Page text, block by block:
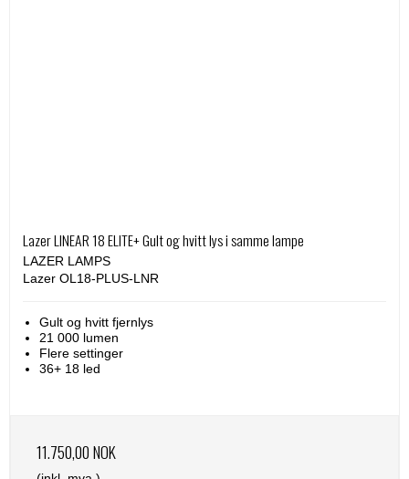
Lazer LINEAR 18 ELITE+ Gult og hvitt lys i samme lampe
LAZER LAMPS
Lazer OL18-PLUS-LNR
Gult og hvitt fjernlys
21 000 lumen
Flere settinger
36+ 18 led
11.750,00 NOK